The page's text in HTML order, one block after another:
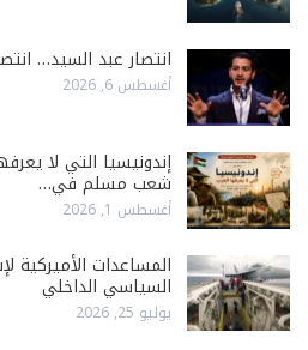
انتصار عبد السيد…
أغسطس 6, 2026
إندونيسيا التي لا
شعب مسلم في…
أغسطس 1, 2026
المساعدات الأميركية
السياسي الداخلي
يوليو 25, 2026